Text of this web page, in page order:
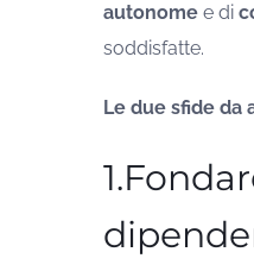
autonomee di
soddisfatte.
Le due sfide da